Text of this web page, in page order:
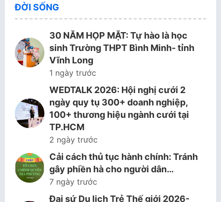
ĐỜI SỐNG
30 NĂM HỌP MẶT: Tự hào là học
sinh Trường THPT Bình Minh- tỉnh
Vĩnh Long
1 ngày trước
WEDTALK 2026: Hội nghị cưới 2
ngày quy tụ 300+ doanh nghiệp,
100+ thương hiệu ngành cưới tại
TP.HCM
2 ngày trước
Cải cách thủ tục hành chính: Tránh
gây phiền hà cho người dân…
7 ngày trước
Đại sứ Du lịch Trẻ Thế giới 2026-